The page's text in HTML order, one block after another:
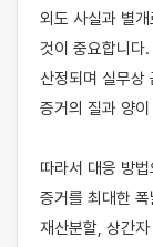
외도 사실과 별
것이 중요합니다
산정되며 실무상
증거의 질과 양
따라서 대응 방
증거를 최대한
재산분할, 상간